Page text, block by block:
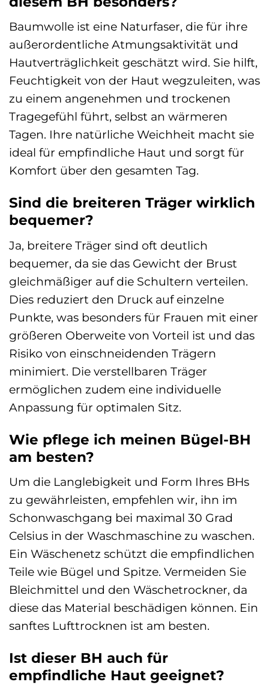
Baumwolle ist eine Naturfaser, die für ihre
außerordentliche Atmungsaktivität und
Hautverträglichkeit geschätzt wird. Sie hilft,
Feuchtigkeit von der Haut wegzuleiten, was
zu einem angenehmen und trockenen
Tragegefühl führt, selbst an wärmeren
Tagen. Ihre natürliche Weichheit macht sie
ideal für empfindliche Haut und sorgt für
Komfort über den gesamten Tag.
Sind die breiteren Träger wirklich
bequemer?
Ja, breitere Träger sind oft deutlich
bequemer, da sie das Gewicht der Brust
gleichmäßiger auf die Schultern verteilen.
Dies reduziert den Druck auf einzelne
Punkte, was besonders für Frauen mit einer
größeren Oberweite von Vorteil ist und das
Risiko von einschneidenden Trägern
minimiert. Die verstellbaren Träger
ermöglichen zudem eine individuelle
Anpassung für optimalen Sitz.
Wie pflege ich meinen Bügel-BH
am besten?
Um die Langlebigkeit und Form Ihres BHs
zu gewährleisten, empfehlen wir, ihn im
Schonwaschgang bei maximal 30 Grad
Celsius in der Waschmaschine zu waschen.
Ein Wäschenetz schützt die empfindlichen
Teile wie Bügel und Spitze. Vermeiden Sie
Bleichmittel und den Wäschetrockner, da
diese das Material beschädigen können. Ein
sanftes Lufttrocknen ist am besten.
Ist dieser BH auch für
empfindliche Haut geeignet?